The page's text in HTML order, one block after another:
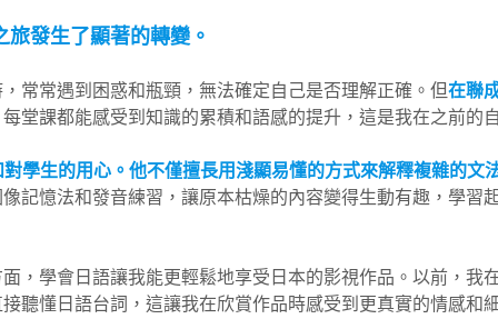
發生了顯著的轉變。
常常遇到困惑和瓶頸，無法確定自己是否理解正確。但在聯
每堂課都能感受到知識的累積和語感的提升，這是我在之前的
學生的用心。他不僅擅長用淺顯易懂的方式來解釋複雜的
記憶法和發音練習，讓原本枯燥的內容變得生動有趣，學習
，學會日語讓我能更輕鬆地享受日本的影視作品。以前，
聽懂日語台詞，這讓我在欣賞作品時感受到更真實的情感